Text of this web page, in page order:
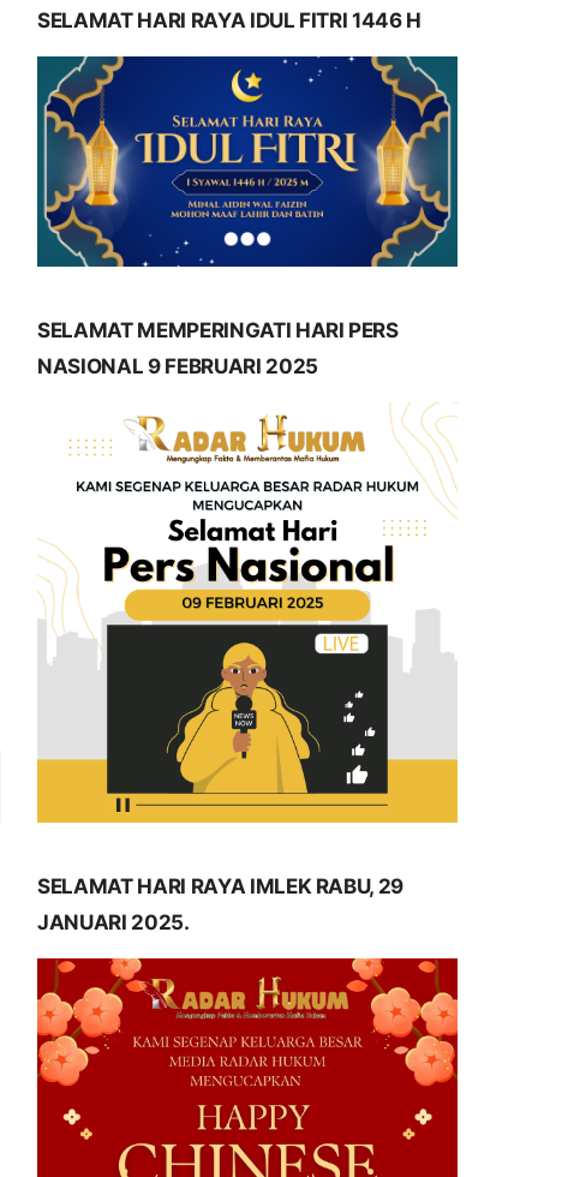
SELAMAT HARI RAYA IDUL FITRI 1446 H
SELAMAT MEMPERINGATI HARI PERS
NASIONAL 9 FEBRUARI 2025
SELAMAT HARI RAYA IMLEK RABU, 29
JANUARI 2025.